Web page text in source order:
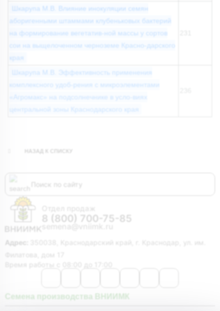
Шкарупа М.В. Влияние инокуляции семян
аборигенными штаммами клубеньковых бактерий
на формирование вегетатив-ной массы у сортов
сои на выщелоченном черноземе Красно-дарского
края
Шкарупа М.В. Эффективность применения
комплексного удоб-рения с микроэлементами
«Агромакс» на подсолнечнике в усло-виях
центральной зоны Краснодарского края
НАЗАД К СПИСКУ
Отдел продаж
8 (800) 700-75-85
Адрес:
Семена производства ВНИИМК